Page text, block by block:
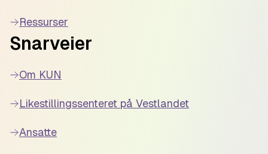
Ressurser
Snarveier
Om KUN
Likestillingssenteret på Vestlandet
Ansatte